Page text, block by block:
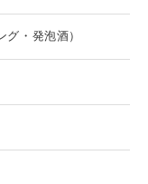
・発泡酒）